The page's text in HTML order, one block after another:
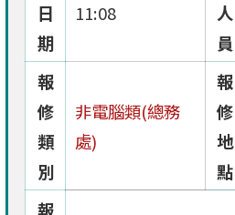
日
期
11:08
人
員
報
修
類
別
非電腦類(總務
處)
報
修
地
點
報